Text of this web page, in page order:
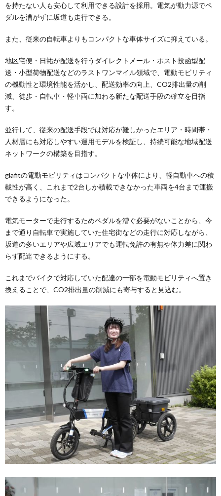
を持たない人も安心して利用できる設計を採用。電気が動力源でペ
ダルを漕がずに坂道も走行できる。
また、従来の自転車よりもコンパクトな車体サイズに抑えている。
地区宅便・日祐が配送を行うダイレクトメール・ポスト投函型配
送・小型荷物配送などのラストワンマイル領域で、電動モビリティ
の機動性と環境性能を活かし、配送効率の向上、CO2排出量の削
減、徒歩・自転車・軽車両に加わる新たな配送手段の確立を目指
す。
並行して、従来の配送手段では対応が難しかったエリア・時間帯・
人材層にも対応しやすい運用モデルを検証し、持続可能な地域配送
ネットワークの構築を目指す。
glafitの電動モビリティはコンパクトな車体により、軽自動車への積
載性が高く、これまで2台しか積載できなかった車両を4台まで運搬
できるようになった。
電気モーターで走行するためペダルを漕ぐ必要がないことから、今
まで通り自転車で実施していた住宅街などの走行に対応しながら、
坂道の多いエリアや広域エリアでも運転免許の有無や体力差に関わ
らず配達できるようにする。
これまでバイクで対応していた配達の一部を電動モビリティへ置き
換えることで、CO2排出量の削減にも寄与すると見込む。